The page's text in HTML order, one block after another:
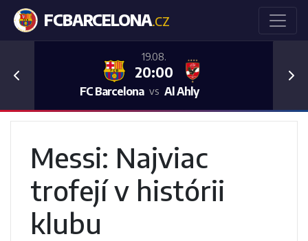
FCBARCELONA.CZ
19.08.
20:00
FC Barcelona vs Al Ahly
Previous
Messi: Najviac
trofejí v histórii
klubu